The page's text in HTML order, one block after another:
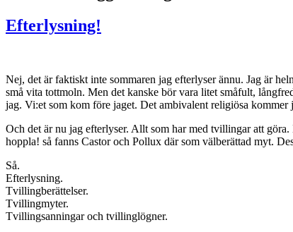
Efterlysning!
Nej, det är faktiskt inte sommaren jag efterlyser ännu. Jag är
små vita tottmoln. Men det kanske bör vara litet småfult,
jag. Vi:et som kom före jaget. Det ambivalent religiösa
Och det är nu jag efterlyser. Allt som har med tvillingar att
hoppla! så fanns Castor och Pollux där som välberättad myt.
Så.
Efterlysning.
Tvillingberättelser.
Tvillingmyter.
Tvillingsanningar och tvillinglögner.